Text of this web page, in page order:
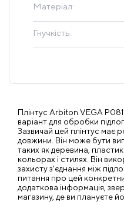
Матеріал:
Гнучкість:
Плінтус Arbiton VEGA
варіант для обробки
Зазвичай цей плінтус має
довжини. Він може бути
таких як деревина,
кольорах і стилях. Він
захисту з'єднання між
питання про цей
додаткова інформація,
магазину, де ви плануєте